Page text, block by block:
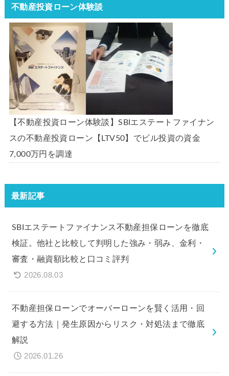
不動産投資ローン体験談
【不動産投資ローン体験談】SBIエステートファイナン
スの不動産投資ローン【LTV50】でビル投資の資金
7,000万円を調達
最新記事
SBIエステートファイナンス不動産担保ローンを徹底
検証。他社と比較して判明した強み・弱み、金利・
審査・融資額比較と口コミ評判
2026.08.03
不動産担保ローンでオーバーローンを賢く活用・回
避する方法｜発生原因からリスク・対処法まで徹底
解説
2026.01.26